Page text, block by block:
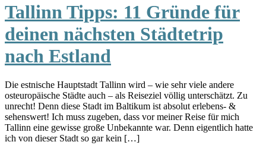
Tallinn Tipps: 11 Gründe für
deinen nächsten Städtetrip
nach Estland
Die estnische Hauptstadt Tallinn wird – wie sehr viele andere
osteuropäische Städte auch – als Reiseziel völlig unterschätzt. Zu
unrecht! Denn diese Stadt im Baltikum ist absolut erlebens- &
sehenswert! Ich muss zugeben, dass vor meiner Reise für mich
Tallinn eine gewisse große Unbekannte war. Denn eigentlich hatte
ich von dieser Stadt so gar kein […]